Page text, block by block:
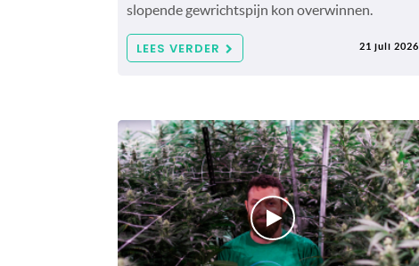
slopende gewrichtspijn kon overwinnen.
LEES VERDER 21 juli 2026